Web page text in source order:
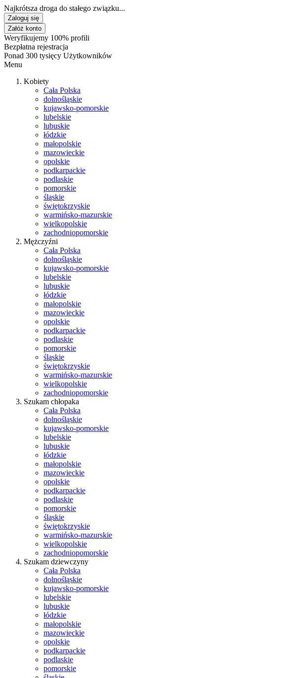
Najkrótsza droga do stałego związku...
Zaloguj się
Załóż konto
Weryfikujemy 100% profili
Bezpłatna rejestracja
Ponad 300 tysięcy Użytkowników
Menu
Kobiety
Cała Polska
dolnośląskie
kujawsko-pomorskie
lubelskie
lubuskie
łódzkie
małopolskie
mazowieckie
opolskie
podkarpackie
podlaskie
pomorskie
śląskie
świętokrzyskie
warmińsko-mazurskie
wielkopolskie
zachodniopomorskie
Mężczyźni
Cała Polska
dolnośląskie
kujawsko-pomorskie
lubelskie
lubuskie
łódzkie
małopolskie
mazowieckie
opolskie
podkarpackie
podlaskie
pomorskie
śląskie
świętokrzyskie
warmińsko-mazurskie
wielkopolskie
zachodniopomorskie
Szukam chłopaka
Cała Polska
dolnośląskie
kujawsko-pomorskie
lubelskie
lubuskie
łódzkie
małopolskie
mazowieckie
opolskie
podkarpackie
podlaskie
pomorskie
śląskie
świętokrzyskie
warmińsko-mazurskie
wielkopolskie
zachodniopomorskie
Szukam dziewczyny
Cała Polska
dolnośląskie
kujawsko-pomorskie
lubelskie
lubuskie
łódzkie
małopolskie
mazowieckie
opolskie
podkarpackie
podlaskie
pomorskie